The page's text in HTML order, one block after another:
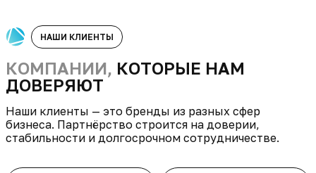
НАШИ КЛИЕНТЫ
КОМПАНИИ, КОТОРЫЕ НАМ
ДОВЕРЯЮТ
Наши клиенты — это бренды из разных сфер
бизнеса. Партнёрство строится на доверии,
стабильности и долгосрочном сотрудничестве.